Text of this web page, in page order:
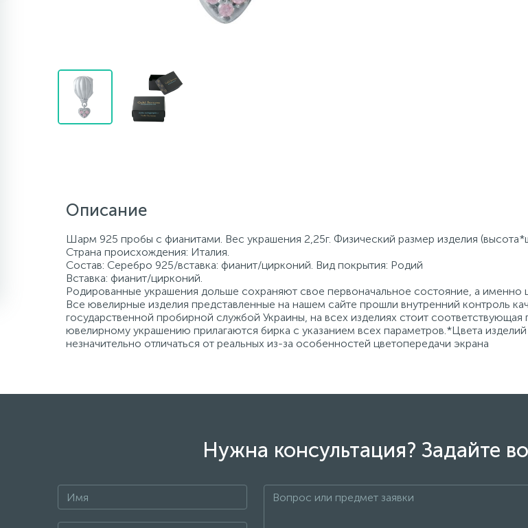
Описание
Шарм 925 пробы с фианитами. Вес украшения 2,25г. Физический размер изделия
Страна происхождения: Италия.
Состав: Серебро 925/вставка: фианит/цирконий. Вид покрытия: Родий
Вставка: фианит/цирконий.
Родированные украшения дольше сохраняют свое первоначальное состояние, а именно
Все ювелирные изделия представленные на нашем сайте прошли внутренний контроль
государственной пробирной службой Украины, на всех изделиях стоит
ювелирному украшению прилагаются бирка с указанием всех параметров.*Цвета изделий
незначительно отличаться от реальных из-за особенностей цветопередачи экрана
Нужна консультация? Задайте